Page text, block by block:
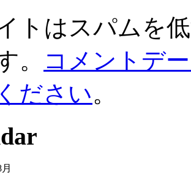
トはスパムを
。
コメントデ
ださい。